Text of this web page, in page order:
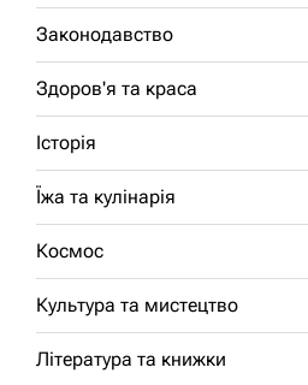
Законодавство
Здоров'я та краса
Історія
Їжа та кулінарія
Космос
Культура та мистецтво
Література та книжки